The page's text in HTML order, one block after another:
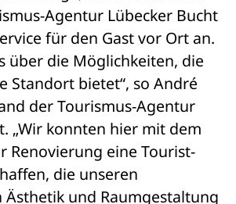
Agentur Lübecker Bucht
für den Gast vor Ort an.
über die Möglichkeiten, die
Standort bietet“, so André
der Tourismus-Agentur
„Wir konnten hier mit dem
Renovierung eine Tourist-
die unseren
Ästhetik und Raumgestaltung